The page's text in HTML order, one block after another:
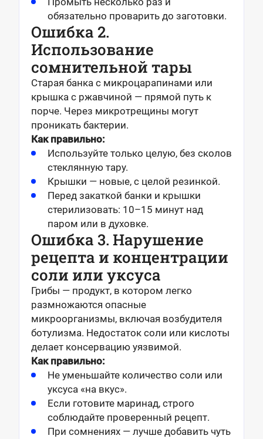
обязательно проварить до заготовки.
Ошибка 2.
Использование
сомнительной тары
Старая банка с микроцарапинами или
крышка с ржавчиной — прямой путь к
порче. Через микротрещины могут
проникать бактерии.
Как правильно:
Используйте только целую, без сколов
стеклянную тару.
Крышки — новые, с целой резинкой.
Перед закаткой банки и крышки
стерилизовать: 10–15 минут над
паром или в духовке.
Ошибка 3. Нарушение
рецепта и концентрации
соли или уксуса
Грибы — продукт, в котором легко
размножаются опасные
микроорганизмы, включая возбудителя
ботулизма. Недостаток соли или кислоты
делает консервацию уязвимой.
Как правильно:
Не уменьшайте количество соли или
уксуса «на вкус».
Если готовите маринад, строго
соблюдайте проверенный рецепт.
При сомнениях — лучше добавить чуть